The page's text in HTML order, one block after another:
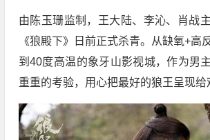
由陈玉珊监制，王大陆、李沁、肖战
《狼殿下》日前正式杀青。从缺氧+高
到40度高温的象牙山影视城，作为男
重重的考验，用心把最好的狼王呈现给